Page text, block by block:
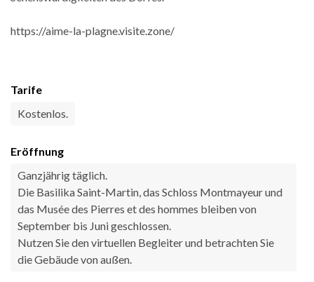
https://aime-la-plagne.visite.zone/
Tarife
Kostenlos.
Eröffnung
Ganzjährig täglich.
Die Basilika Saint-Martin, das Schloss Montmayeur und
das Musée des Pierres et des hommes bleiben von
September bis Juni geschlossen.
Nutzen Sie den virtuellen Begleiter und betrachten Sie
die Gebäude von außen.